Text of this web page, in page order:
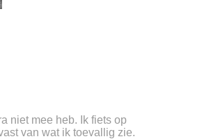
niet mee heb. Ik fiets op
van wat ik toevallig zie.